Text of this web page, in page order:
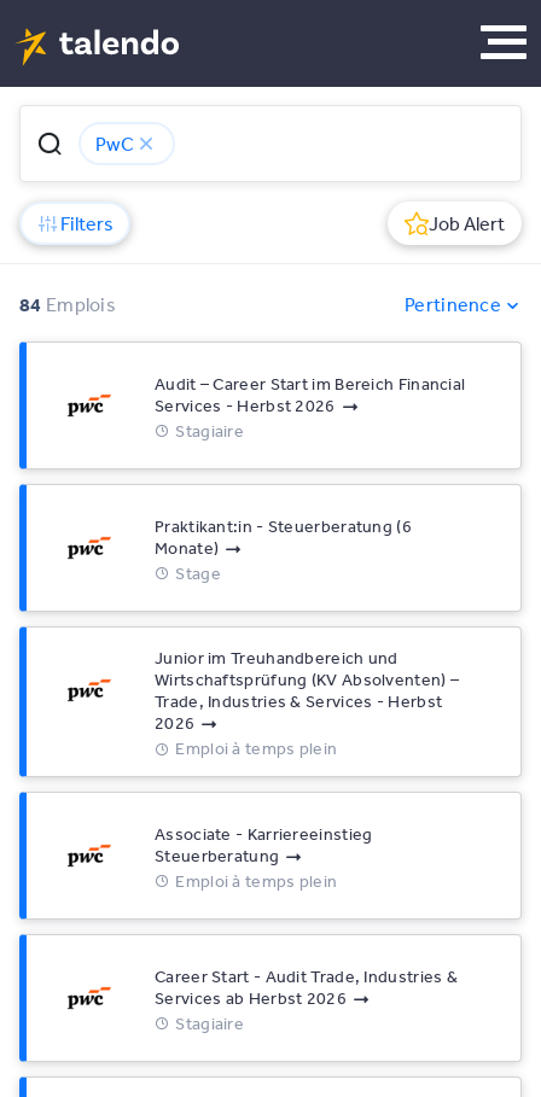
PwC
Filters Job Alert
84 Emplois Pertinence
Audit – Career Start im Bereich Financial
Services - Herbst 2026
Stagiaire
Praktikant:in - Steuerberatung (6
Monate)
Stage
Junior im Treuhandbereich und
Wirtschaftsprüfung (KV Absolventen) –
Trade, Industries & Services - Herbst
2026
Emploi à temps plein
Associate - Karriereeinstieg
Steuerberatung
Emploi à temps plein
Career Start - Audit Trade, Industries &
Services ab Herbst 2026
Stagiaire